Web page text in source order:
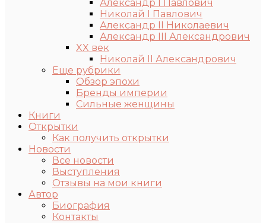
Александр I Павлович
Николай I Павлович
Александр II Николаевич
Александр III Александрович
XX век
Николай II Александрович
Еще рубрики
Обзор эпохи
Бренды империи
Сильные женщины
Книги
Открытки
Как получить открытки
Новости
Все новости
Выступления
Отзывы на мои книги
Автор
Биография
Контакты